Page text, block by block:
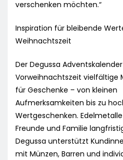
verschenken möchten.“
Inspiration für bleibende
Weihnachtszeit
Der Degussa
Vorweihnachtszeit vielfältige
für Geschenke – von kleinen
Aufmerksamkeiten bis zu
Wertgeschenken.
Freunde und Familie
Degussa unterstützt
mit Münzen, Barren und